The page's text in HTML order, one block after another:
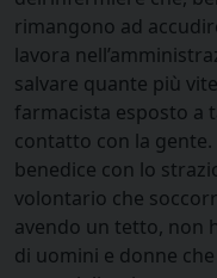
rimangono ad
lavora
salvare quante più
farmacista esposto a
contatto con la
benedice con lo
volontario che
avendo un tetto, non
di uomini e donne